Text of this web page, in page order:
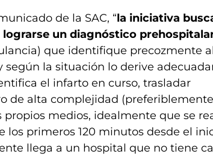
de la SAC, “la iniciativa
lograrse un diagnóstico
que identifique precozmente al
según la situación lo derive
el infarto en curso, trasladar
de alta complejidad
propios medios, idealmente que se
los primeros 120 minutos desde el
llega a un hospital que no tiene